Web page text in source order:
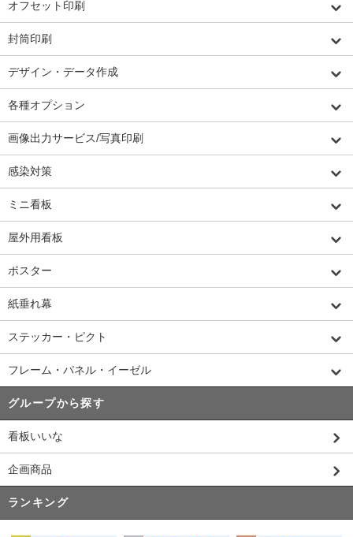
オフセット印刷
封筒印刷
デザイン・データ作成
各種オプション
画像出力サービス/写真印刷
感染対策
ミニ看板
屋外用看板
ポスター
紙垂れ幕
ステッカー・ピクト
フレーム・パネル・イーゼル
グループから探す
看板いいな
企画商品
ランキング